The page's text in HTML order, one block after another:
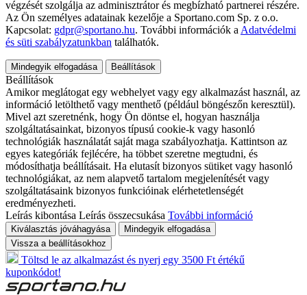
végzését szolgálja az adminisztrátor és megbízható partnerei részére.
Az Ön személyes adatainak kezelője a Sportano.com Sp. z o.o.
Kapcsolat: gdpr@sportano.hu. További információk a Adatvédelmi
és süti szabályzatunkban találhatók.
Mindegyik elfogadása Beállítások
Beállítások
Amikor meglátogat egy webhelyet vagy egy alkalmazást használ, az
információ letölthető vagy menthető (például böngészőn keresztül).
Mivel azt szeretnénk, hogy Ön döntse el, hogyan használja
szolgáltatásainkat, bizonyos típusú cookie-k vagy hasonló
technológiák használatát saját maga szabályozhatja. Kattintson az
egyes kategóriák fejlécére, ha többet szeretne megtudni, és
módosíthatja beállításait. Ha elutasít bizonyos sütiket vagy hasonló
technológiákat, az nem alapvető tartalom megjelenítését vagy
szolgáltatásaink bizonyos funkcióinak elérhetetlenségét
eredményezheti.
Leírás kibontása Leírás összecsukása További információ
Kiválasztás jóváhagyása
Mindegyik elfogadása
Vissza a beállításokhoz
Töltsd le az alkalmazást és nyerj egy 3500 Ft értékű
kuponkódot!